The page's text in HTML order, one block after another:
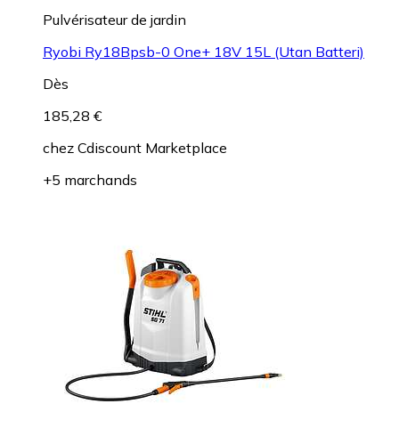
Pulvérisateur de jardin
Ryobi Ry18Bpsb-0 One+ 18V 15L (Utan Batteri)
Dès
185,28 €
chez Cdiscount Marketplace
+5 marchands